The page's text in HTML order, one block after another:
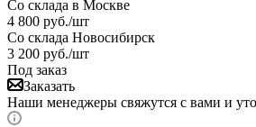
Со склада в Москве
4 800 руб./шт
Со склада Новосибирск
3 200 руб./шт
Под заказ
Заказать
Наши менеджеры свяжутся с вами и